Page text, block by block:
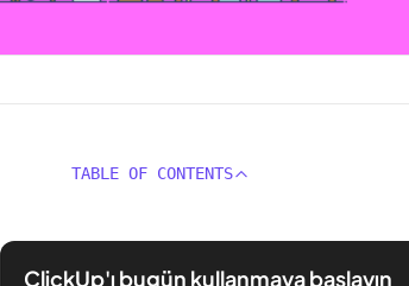
TABLE OF CONTENTS
ClickUp'ı bugün kullanmaya başlayın